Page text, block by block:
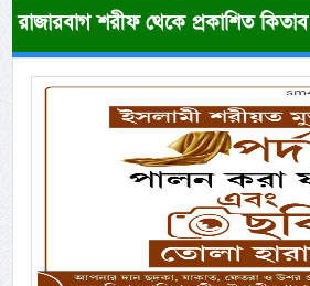
রাজারবাগ শরীফ থেকে প্রকাশিত কিতাব